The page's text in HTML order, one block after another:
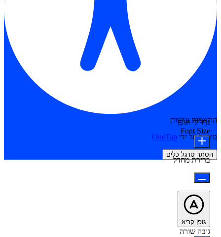
התאמות נגישות
מופעל על ידי OneTap
הסתר סרגל כלים
מודולי תוכן
Font Size
ברירת מחדל
גופן קריא
גובה שורה